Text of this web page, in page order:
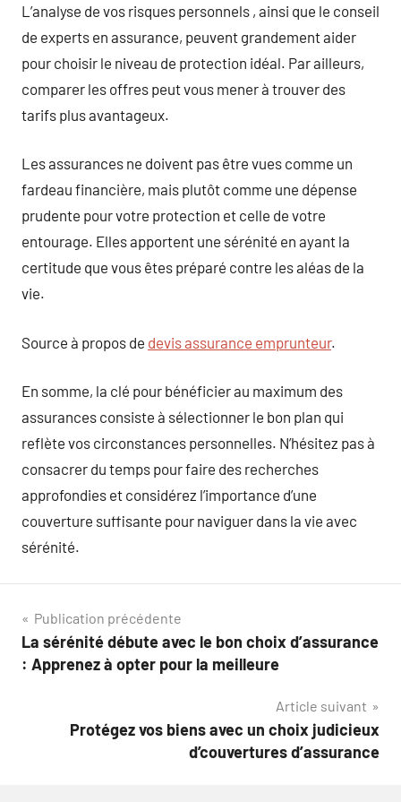
L’analyse de vos risques personnels , ainsi que le conseil
de experts en assurance, peuvent grandement aider
pour choisir le niveau de protection idéal. Par ailleurs,
comparer les offres peut vous mener à trouver des
tarifs plus avantageux.
Les assurances ne doivent pas être vues comme un
fardeau financière, mais plutôt comme une dépense
prudente pour votre protection et celle de votre
entourage. Elles apportent une sérénité en ayant la
certitude que vous êtes préparé contre les aléas de la
vie.
Source à propos de devis assurance emprunteur.
En somme, la clé pour bénéficier au maximum des
assurances consiste à sélectionner le bon plan qui
reflète vos circonstances personnelles. N’hésitez pas à
consacrer du temps pour faire des recherches
approfondies et considérez l’importance d’une
couverture suffisante pour naviguer dans la vie avec
sérénité.
Navigation
de
Publication précédente
La sérénité débute avec le bon choix d’assurance
: Apprenez à opter pour la meilleure
Article suivant
Protégez vos biens avec un choix judicieux
d’couvertures d’assurance